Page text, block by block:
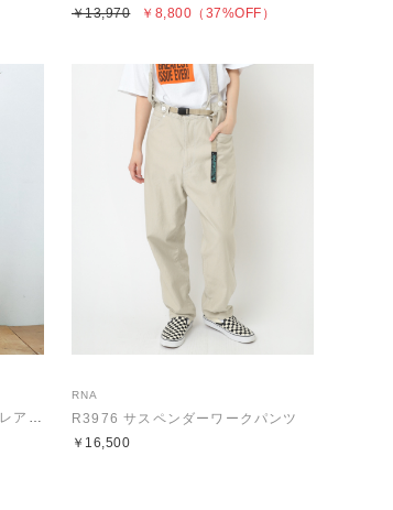
￥8,800
￥13,970 （37%OFF）
R4247 ダメージコンパクトフレアパンツ
RNA
R3976 サスペンダーワークパンツ
￥16,500